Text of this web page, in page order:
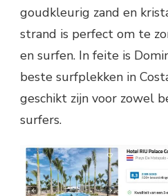
goudkleurig zand en
strand is perfect om te
en surfen. In feite is
beste surfplekken in
geschikt zijn voor zowel
surfers.